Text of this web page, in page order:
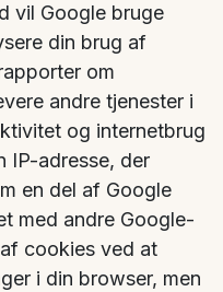
vil Google bruge
din brug af
om
andre tjenester i
og internetbrug
IP-adresse, der
en del af Google
med andre Google-
cookies ved at
i din browser, men